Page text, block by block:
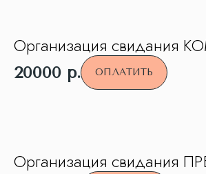
Организация свидания
20000 р. ОПЛАТИТЬ
Организация свидания